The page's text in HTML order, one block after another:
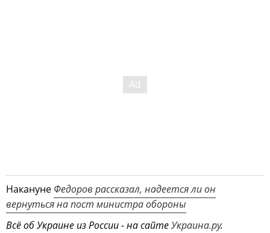
Накануне Федоров рассказал, надеется ли он
вернуться на пост министра обороны
Всё об Украине из России - на сайтеУкраина.ру.